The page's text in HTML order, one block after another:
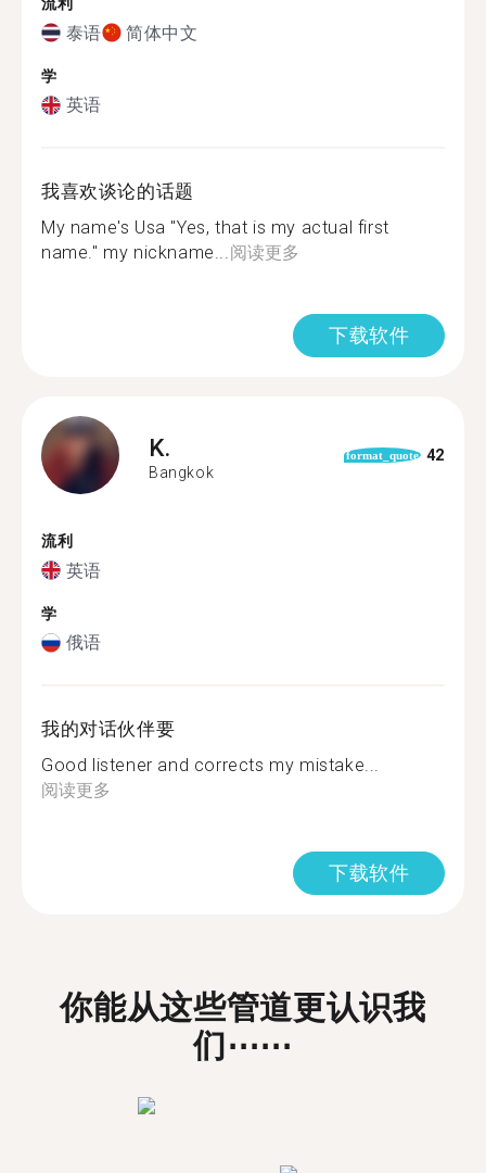
流利
泰语 简体中文
学
英语
我喜欢谈论的话题
My name's Usa "Yes, that is my actual first
name." my nickname...阅读更多
下载软件
K.
Bangkok
format_quote 42
流利
英语
学
俄语
我的对话伙伴要
Good listener and corrects my mistake...
阅读更多
下载软件
你能从这些管道更认识我
们⋯⋯